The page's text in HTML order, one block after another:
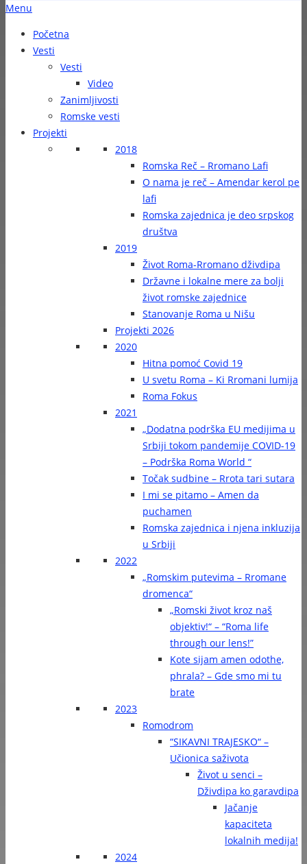
Menu
Početna
Vesti
Vesti
Video
Zanimljivosti
Romske vesti
Projekti
2018
Romska Reč – Rromano Lafi
O nama je reč – Amendar kerol pe
lafi
Romska zajednica je deo srpskog
društva
2019
Život Roma-Rromano dživdipa
Državne i lokalne mere za bolji
život romske zajednice
Stanovanje Roma u Nišu
Projekti 2026
2020
Hitna pomoć Covid 19
U svetu Roma – Ki Rromani lumija
Roma Fokus
2021
„Dodatna podrška EU medijima u
Srbiji tokom pandemije COVID-19
– Podrška Roma World “
Točak sudbine – Rrota tari sutara
I mi se pitamo – Amen da
puchamen
Romska zajednica i njena inkluzija
u Srbiji
2022
„Romskim putevima – Rromane
dromenca“
„Romski život kroz naš
objektiv!“ – “Roma life
through our lens!”
Kote sijam amen odothe,
phrala? – Gde smo mi tu
brate
2023
Romodrom
“SIKAVNI TRAJESKO“ –
Učionica saživota
Život u senci –
Dživdipa ko garavdipa
Jačanje
kapaciteta
lokalnih medija!
2024